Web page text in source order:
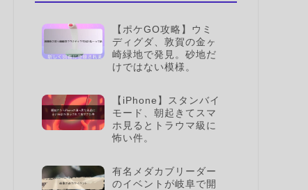
【ポケGO攻略】ウミ
ディグダ、敦賀の金ヶ
崎緑地で発見。砂地だ
けではない模様。
【iPhone】スタンバイ
モード、朝起きてスマ
ホ見るとトラウマ級に
怖い件。
有名メダカブリーダー
のイベントが岐阜で開